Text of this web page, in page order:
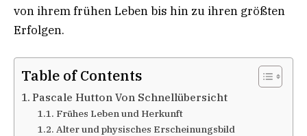
von ihrem frühen Leben bis hin zu ihren größten
Erfolgen.
Table of Contents
Pascale Hutton Von Schnellübersicht
Frühes Leben und Herkunft
Alter und physisches Erscheinungsbild